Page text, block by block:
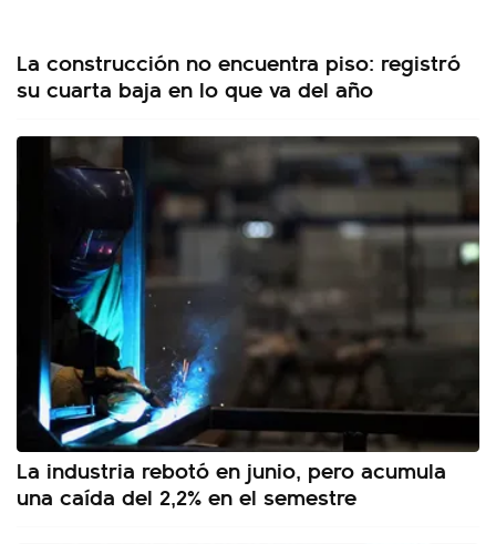
La construcción no encuentra piso: registró
su cuarta baja en lo que va del año
La industria rebotó en junio, pero acumula
una caída del 2,2% en el semestre